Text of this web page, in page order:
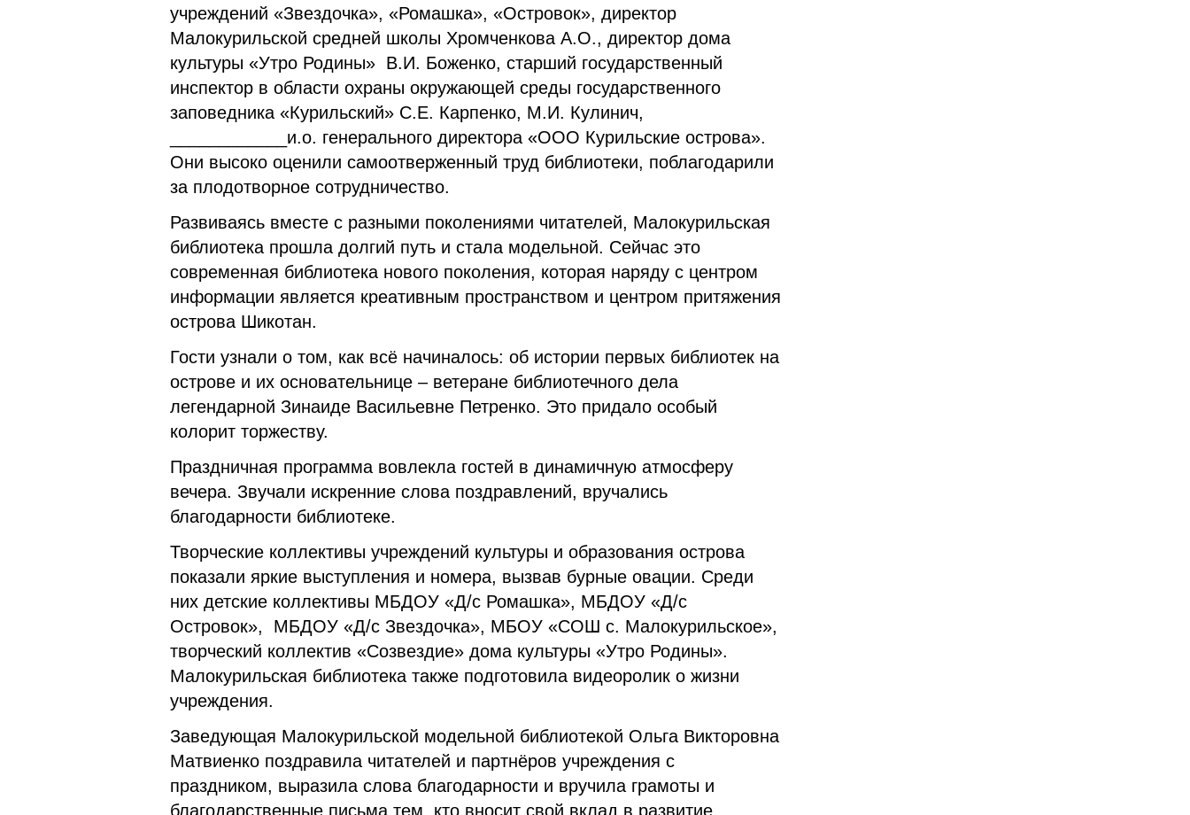
учреждений «Звездочка», «Ромашка», «Островок», директор
Малокурильской средней школы Хромченкова А.О., директор дома
культуры «Утро Родины» В.И. Боженко, старший государственный
инспектор в области охраны окружающей среды государственного
заповедника «Курильский» С.Е. Карпенко, М.И. Кулинич,
____________и.о. генерального директора «ООО Курильские острова».
Они высоко оценили самоотверженный труд библиотеки, поблагодарили
за плодотворное сотрудничество.
Развиваясь вместе с разными поколениями читателей, Малокурильская
библиотека прошла долгий путь и стала модельной. Сейчас это
современная библиотека нового поколения, которая наряду с центром
информации является креативным пространством и центром притяжения
острова Шикотан.
Гости узнали о том, как всё начиналось: об истории первых библиотек на
острове и их основательнице – ветеране библиотечного дела
легендарной Зинаиде Васильевне Петренко. Это придало особый
колорит торжеству.
Праздничная программа вовлекла гостей в динамичную атмосферу
вечера. Звучали искренние слова поздравлений, вручались
благодарности библиотеке.
Творческие коллективы учреждений культуры и образования острова
показали яркие выступления и номера, вызвав бурные овации. Среди
них детские коллективы МБДОУ «Д/с Ромашка», МБДОУ «Д/с
Островок», МБДОУ «Д/с Звездочка», МБОУ «СОШ с. Малокурильское»,
творческий коллектив «Созвездие» дома культуры «Утро Родины».
Малокурильская библиотека также подготовила видеоролик о жизни
учреждения.
Заведующая Малокурильской модельной библиотекой Ольга Викторовна
Матвиенко поздравила читателей и партнёров учреждения с
праздником, выразила слова благодарности и вручила грамоты и
благодарственные письма тем, кто вносит свой вклад в развитие